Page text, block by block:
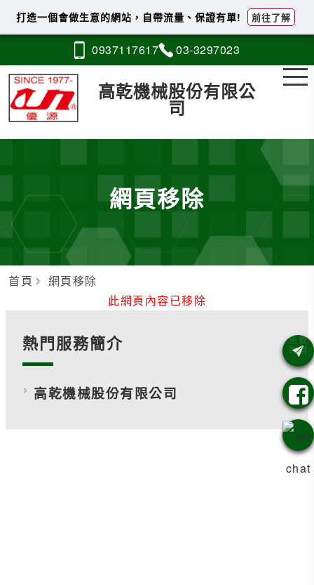
09371 17617 03-3297023
高乾機械股份有限公
司
網頁移除
首頁
網頁移除
此網頁內容已移除
熱門服務簡介
高乾機械股份有限公司
打造一個會做生意的網站，自帶流量、保證有單! 前往了解